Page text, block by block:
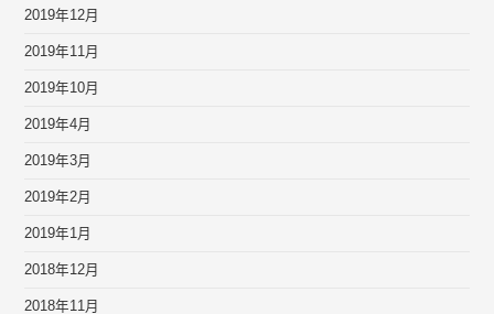
2019年12月
2019年11月
2019年10月
2019年4月
2019年3月
2019年2月
2019年1月
2018年12月
2018年11月